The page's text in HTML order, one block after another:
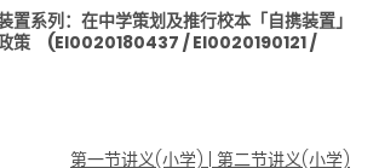
置系列：在中学策划及推行校本「自携装置」
策 (EI0020180437 / EI0020190121 /
第一节讲义(小学) | 第二节讲义(小学)